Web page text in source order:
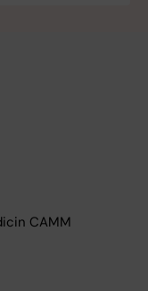
CAMM